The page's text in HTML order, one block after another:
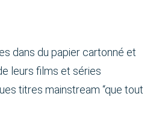
dans du papier cartonné et
leurs films et séries
titres mainstream “que tout